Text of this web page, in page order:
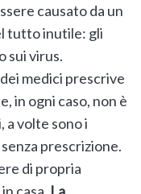
causato da un
tutto inutile: gli
sui virus.
medici prescrive
in ogni caso, non è
volte sono i
prescrizione.
di propria